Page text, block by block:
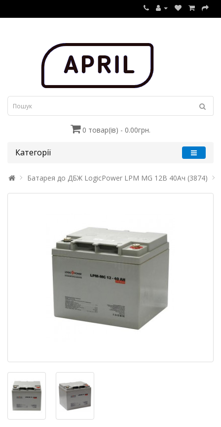
0 товар(ів) - 0.00грн.
Категорії
Батарея до ДБЖ LogicPower LPM MG 12В 40Ач (3874)